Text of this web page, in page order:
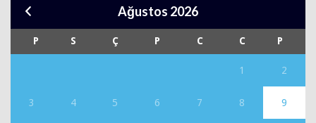
Ağustos 2026
P S Ç P C C P
1 2
3 4 5 6 7 8 9